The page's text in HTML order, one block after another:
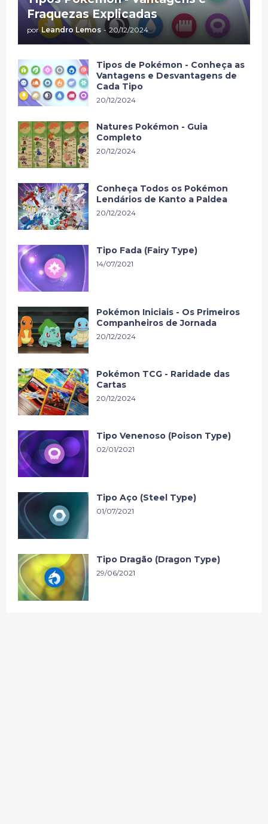
Fraquezas Explicadas
por Leandro Lemos - 20/12/2024
Tipos de Pokémon - Conheça as
Vantagens e Desvantagens de
Cada Tipo
20/12/2024
Natures Pokémon - Guia
Completo
20/12/2024
Conheça Todos os Pokémon
Lendários de Kanto a Paldea
20/12/2024
Tipo Fada (Fairy Type)
14/07/2021
Pokémon Iniciais - Os Primeiros
Companheiros de Jornada
20/12/2024
Pokémon TCG - Raridade das
Cartas
20/12/2024
Tipo Venenoso (Poison Type)
02/01/2021
Tipo Aço (Steel Type)
01/07/2021
Tipo Dragão (Dragon Type)
29/06/2021